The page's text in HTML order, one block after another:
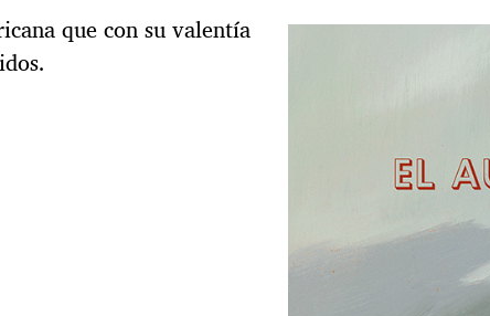
que con su valentía